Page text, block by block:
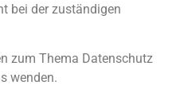
bei der zuständigen
zum Thema Datenschutz
wenden.